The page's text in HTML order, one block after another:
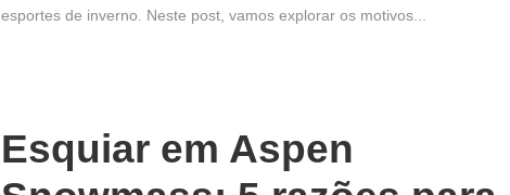
esportes de inverno. Neste post, vamos explorar os motivos...
Esquiar em Aspen